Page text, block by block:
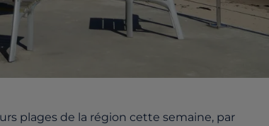
plages de la région cette semaine, par